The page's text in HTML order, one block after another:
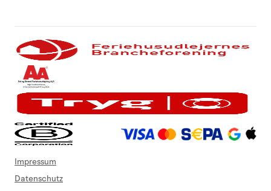
Impressum
Datenschutz